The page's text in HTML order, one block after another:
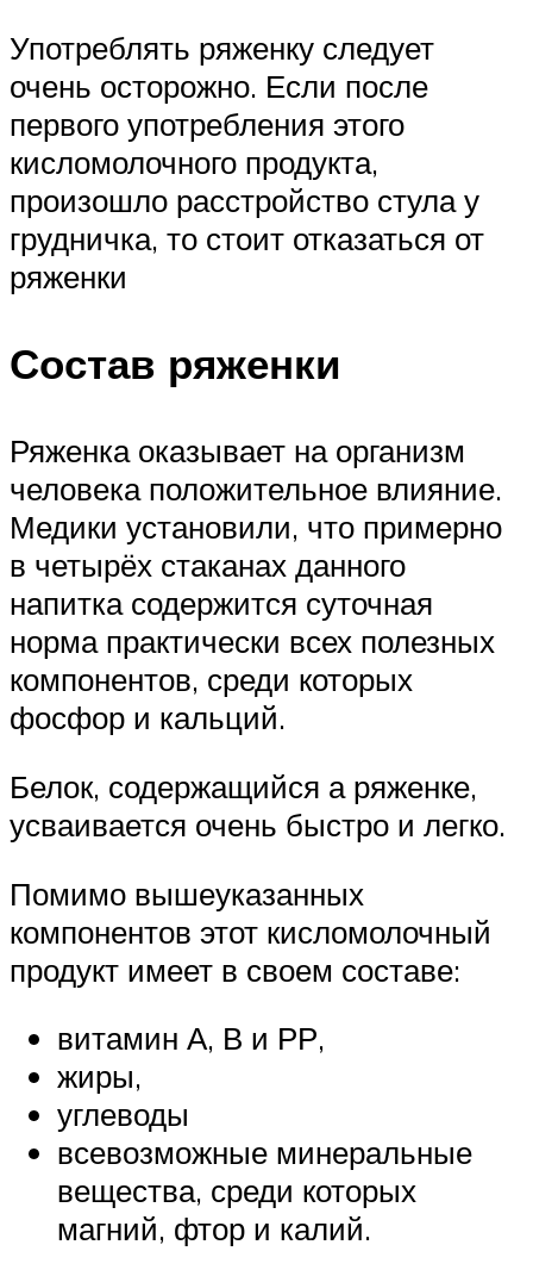
Употреблять ряженку следует
очень осторожно. Если после
первого употребления этого
кисломолочного продукта,
произошло расстройство стула у
грудничка, то стоит отказаться от
ряженки
Состав ряженки
Ряженка оказывает на организм
человека положительное влияние.
Медики установили, что примерно
в четырёх стаканах данного
напитка содержится суточная
норма практически всех полезных
компонентов, среди которых
фосфор и кальций.
Белок, содержащийся а ряженке,
усваивается очень быстро и легко.
Помимо вышеуказанных
компонентов этот кисломолочный
продукт имеет в своем составе:
витамин А, В и РР,
жиры,
углеводы
всевозможные минеральные
вещества, среди которых
магний, фтор и калий.